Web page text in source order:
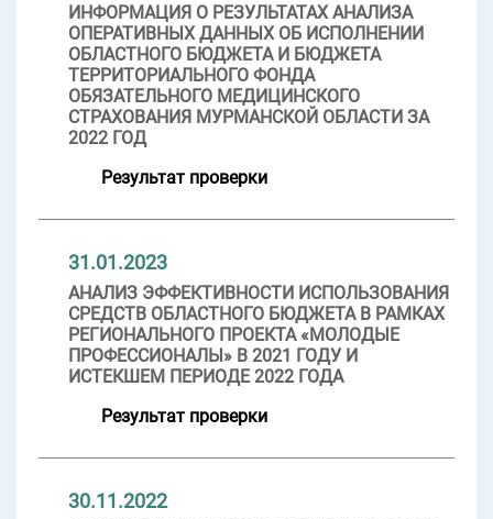
ИНФОРМАЦИЯ О РЕЗУЛЬТАТАХ АНАЛИЗА
ОПЕРАТИВНЫХ ДАННЫХ ОБ ИСПОЛНЕНИИ
ОБЛАСТНОГО БЮДЖЕТА И БЮДЖЕТА
ТЕРРИТОРИАЛЬНОГО ФОНДА
ОБЯЗАТЕЛЬНОГО МЕДИЦИНСКОГО
СТРАХОВАНИЯ МУРМАНСКОЙ ОБЛАСТИ ЗА
2022 ГОД
Результат проверки
31.01.2023
АНАЛИЗ ЭФФЕКТИВНОСТИ ИСПОЛЬЗОВАНИЯ
СРЕДСТВ ОБЛАСТНОГО БЮДЖЕТА В РАМКАХ
РЕГИОНАЛЬНОГО ПРОЕКТА «МОЛОДЫЕ
ПРОФЕССИОНАЛЫ» В 2021 ГОДУ И
ИСТЕКШЕМ ПЕРИОДЕ 2022 ГОДА
Результат проверки
30.11.2022